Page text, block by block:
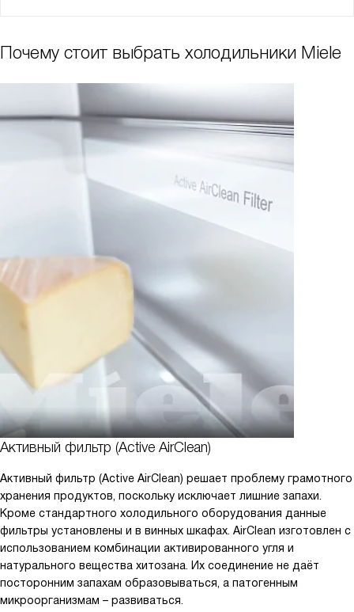
Почему стоит выбрать холодильники Miele
Активный фильтр (Active AirClean)
Активный фильтр (Active AirClean) решает проблему грамотного
хранения продуктов, поскольку исключает лишние запахи.
Кроме стандартного холодильного оборудования данные
фильтры установлены и в винных шкафах. AirClean изготовлен с
использованием комбинации активированного угля и
натурального вещества хитозана. Их соединение не даёт
посторонним запахам образовываться, а патогенным
микроорганизмам – развиваться.